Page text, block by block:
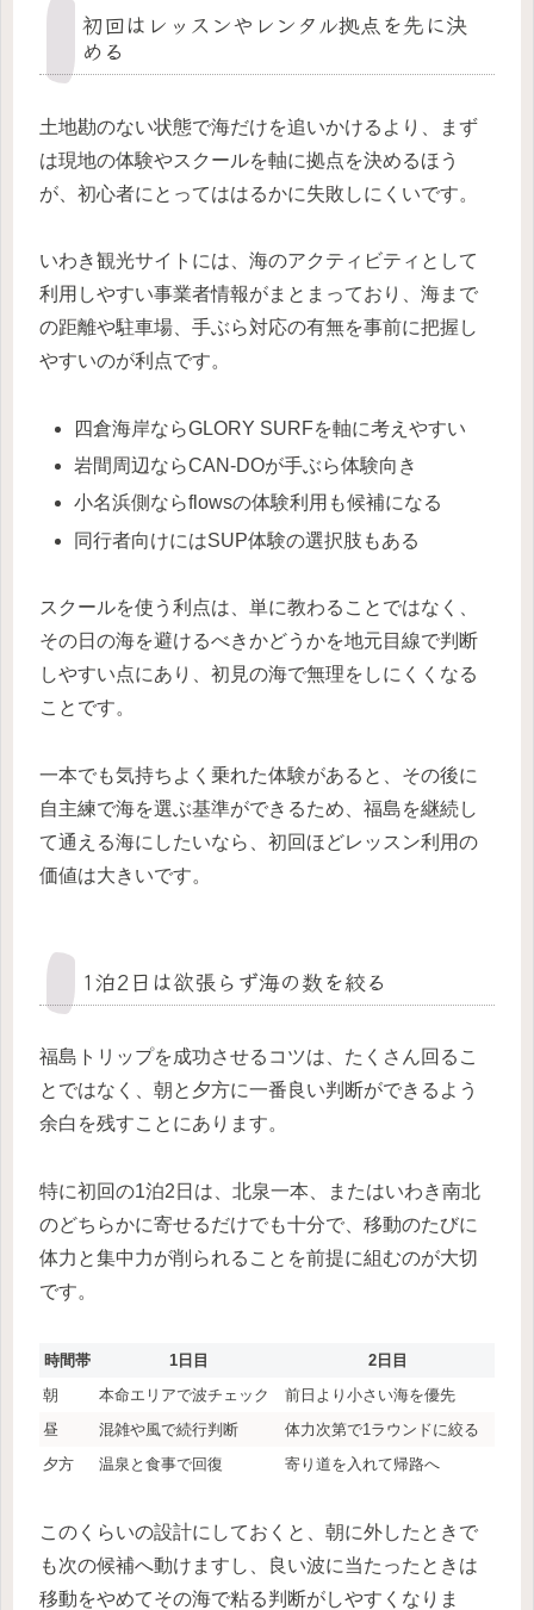
初回はレッスンやレンタル拠点を先に決
める
土地勘のない状態で海だけを追いかけるより、まず
は現地の体験やスクールを軸に拠点を決めるほう
が、初心者にとってははるかに失敗しにくいです。
いわき観光サイトには、海のアクティビティとして
利用しやすい事業者情報がまとまっており、海まで
の距離や駐車場、手ぶら対応の有無を事前に把握し
やすいのが利点です。
四倉海岸ならGLORY SURFを軸に考えやすい
岩間周辺ならCAN-DOが手ぶら体験向き
小名浜側ならflowsの体験利用も候補になる
同行者向けにはSUP体験の選択肢もある
スクールを使う利点は、単に教わることではなく、
その日の海を避けるべきかどうかを地元目線で判断
しやすい点にあり、初見の海で無理をしにくくなる
ことです。
一本でも気持ちよく乗れた体験があると、その後に
自主練で海を選ぶ基準ができるため、福島を継続し
て通える海にしたいなら、初回ほどレッスン利用の
価値は大きいです。
1泊2日は欲張らず海の数を絞る
福島トリップを成功させるコツは、たくさん回るこ
とではなく、朝と夕方に一番良い判断ができるよう
余白を残すことにあります。
特に初回の1泊2日は、北泉一本、またはいわき南北
のどちらかに寄せるだけでも十分で、移動のたびに
体力と集中力が削られることを前提に組むのが大切
です。
時間帯 1日目
2日目
朝
本命エリアで波チェック
前日より小さい海を優先
昼
混雑や風で続行判断
体力次第で1ラウンドに絞る
夕方
温泉と食事で回復 寄り道を入れて帰路へ
このくらいの設計にしておくと、朝に外したときで
も次の候補へ動けますし、良い波に当たったときは
移動をやめてその海で粘る判断がしやすくなりま